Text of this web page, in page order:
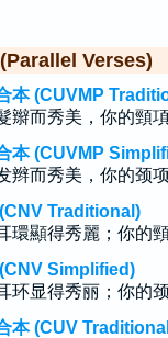
Verses)
本 (CUVMP
辮而秀美，你的頸
本 (CUVMP
辫而秀美，你的颈
Traditional)
環顯得秀麗；你的
Simplified)
环显得秀丽；你的
本 (CUV